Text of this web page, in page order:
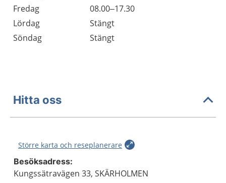
Fredag
08.00–17.30
Lördag
Stängt
Söndag
Stängt
Hitta oss
Större karta och reseplanerare
Besöksadress:
Kungssätravägen 33, SKÄRHOLMEN